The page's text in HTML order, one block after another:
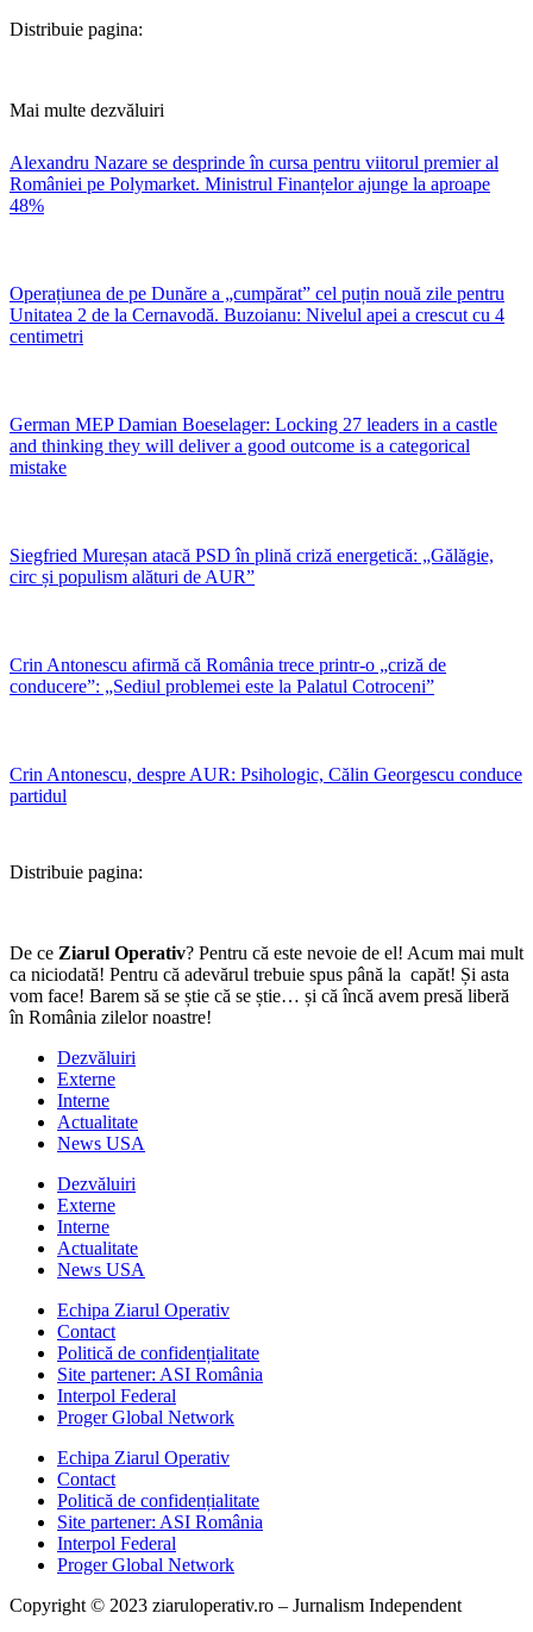
Distribuie pagina:
Mai multe dezvăluiri
Alexandru Nazare se desprinde în cursa pentru viitorul premier al
României pe Polymarket. Ministrul Finanțelor ajunge la aproape
48%
Operațiunea de pe Dunăre a „cumpărat” cel puțin nouă zile pentru
Unitatea 2 de la Cernavodă. Buzoianu: Nivelul apei a crescut cu 4
centimetri
German MEP Damian Boeselager: Locking 27 leaders in a castle
and thinking they will deliver a good outcome is a categorical
mistake
Siegfried Mureșan atacă PSD în plină criză energetică: „Gălăgie,
circ și populism alături de AUR”
Crin Antonescu afirmă că România trece printr-o „criză de
conducere”: „Sediul problemei este la Palatul Cotroceni”
Crin Antonescu, despre AUR: Psihologic, Călin Georgescu conduce
partidul
Distribuie pagina:
De ce Ziarul Operativ? Pentru că este nevoie de el! Acum mai mult
ca niciodată! Pentru că adevărul trebuie spus până la capăt! Și asta
vom face! Barem să se știe că se știe… și că încă avem presă liberă
în România zilelor noastre!
Dezvăluiri
Externe
Interne
Actualitate
News USA
Dezvăluiri
Externe
Interne
Actualitate
News USA
Echipa Ziarul Operativ
Contact
Politică de confidențialitate
Site partener: ASI România
Interpol Federal
Proger Global Network
Echipa Ziarul Operativ
Contact
Politică de confidențialitate
Site partener: ASI România
Interpol Federal
Proger Global Network
Copyright © 2023 ziaruloperativ.ro – Jurnalism Independent